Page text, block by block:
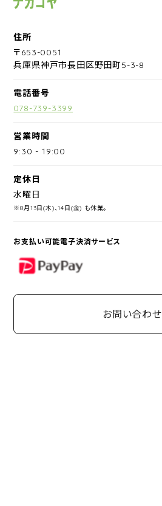
住所
〒653-0051
兵庫県神戸市長田区野田町5-3-8
電話番号
078-739-3399
営業時間
9:30 -19:00
定休日
水曜日
※8月13日(木)、14日(金) も休業。
お支払い可能電子決済サービス
PayPay
お問い合わせ